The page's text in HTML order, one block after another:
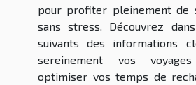
pour profiter pleinement de
sans stress. Découvrez
suivants des informations
sereinement vos
optimiser vos temps de